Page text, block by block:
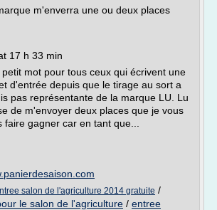
m'enverra une ou deux places
17 h 33 min
petit mot pour tous ceux qui écrivent une
d'entrée depuis que le tirage au sort a
pas représentante de la marque LU. Lu
de m'envoyer deux places que je vous
faire gagner car en tant que...
salon de l'agriculture 2014 gratuite /
le salon de l'agriculture / entree